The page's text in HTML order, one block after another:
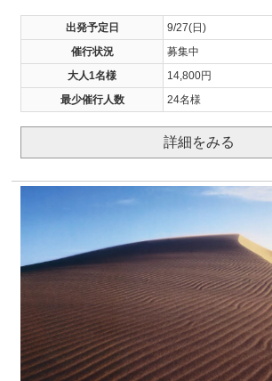
出発予定日
9/27(日)
催行状況
募集中
大人1名様
14,800円
最少催行人数
24名様
詳細をみる